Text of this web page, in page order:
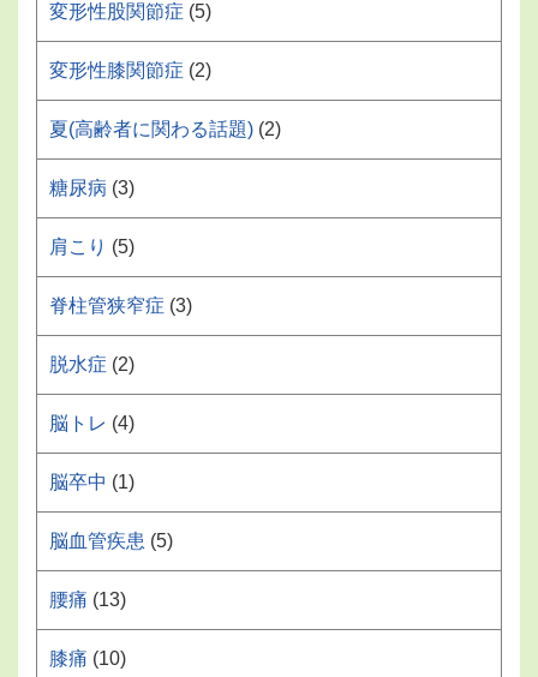
変形性股関節症 (5)
変形性膝関節症 (2)
夏(高齢者に関わる話題) (2)
糖尿病 (3)
肩こり (5)
脊柱管狭窄症 (3)
脱水症 (2)
脳トレ (4)
脳卒中 (1)
脳血管疾患 (5)
腰痛 (13)
膝痛 (10)